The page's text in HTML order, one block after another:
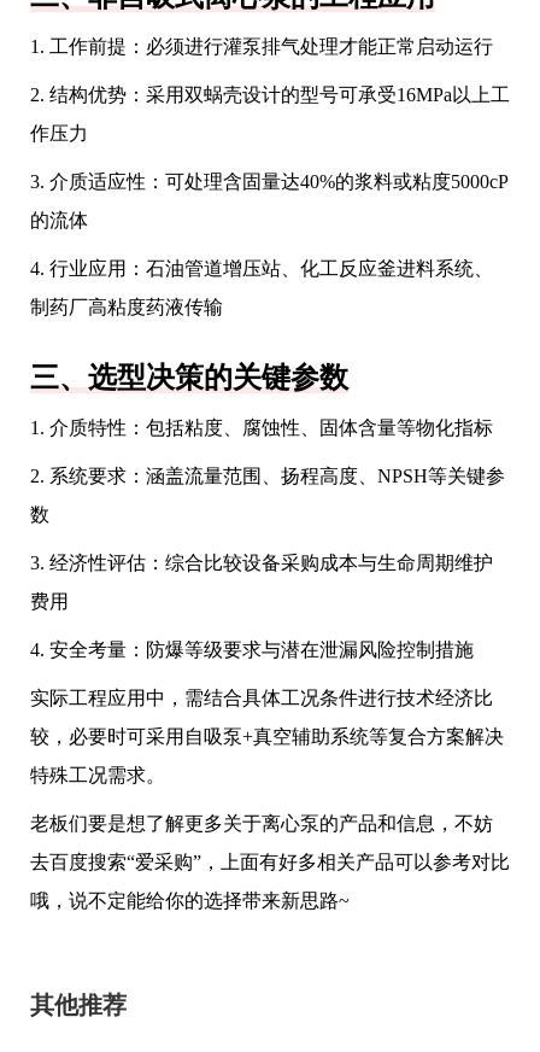
1. 工作前提：必须进行灌泵排气处理才能正常启动运行
2. 结构优势：采用双蜗壳设计的型号可承受16MPa以上工
作压力
3. 介质适应性：可处理含固量达40%的浆料或粘度5000cP
的流体
4. 行业应用：石油管道增压站、化工反应釜进料系统、
制药厂高粘度药液传输
三、选型决策的关键参数
1. 介质特性：包括粘度、腐蚀性、固体含量等物化指标
2. 系统要求：涵盖流量范围、扬程高度、NPSH等关键参
数
3. 经济性评估：综合比较设备采购成本与生命周期维护
费用
4. 安全考量：防爆等级要求与潜在泄漏风险控制措施
实际工程应用中，需结合具体工况条件进行技术经济比
较，必要时可采用自吸泵+真空辅助系统等复合方案解决
特殊工况需求。
老板们要是想了解更多关于离心泵的产品和信息，不妨
去百度搜索“爱采购”，上面有好多相关产品可以参考对比
哦，说不定能给你的选择带来新思路~
其他推荐